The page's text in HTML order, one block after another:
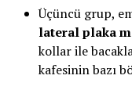
Üçüncü grup,
lateral plaka
kollar ile
kafesinin bazı